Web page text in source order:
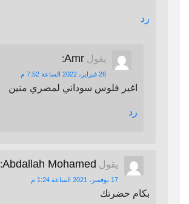
رد
يقول Amr
:
26 فبراير، 2022 الساعة 7:52 م
اغير فلوس سوداني لمصري منين
رد
يقول Abdallah Mohamed
:
17 نوفمبر، 2021 الساعة 1:24 م
بكام حضرتك